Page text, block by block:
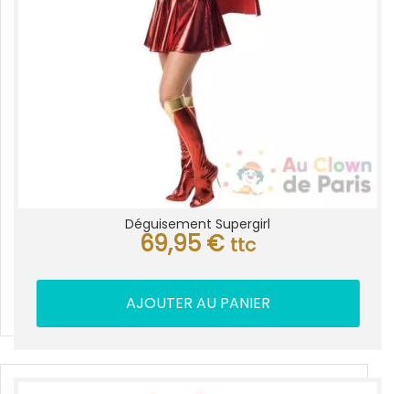
Déguisement Supergirl
69,95 € ttc
AJOUTER AU PANIER